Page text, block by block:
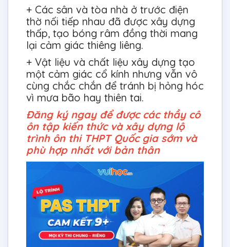
+ Các sân và tòa nhà ở trước điện
thờ nối tiếp nhau đã được xây dựng
thấp, tạo bóng râm đồng thời mang
lại cảm giác thiêng liêng.
+ Vật liệu và chất liệu xây dựng tạo
một cảm giác cổ kính nhưng vẫn vô
cùng chắc chắn để tránh bị hỏng hóc
vì mưa bão hay thiên tai.
Đăng ký ngay để được các thầy cô
ôn tập kiến thức và xây dựng lộ
trình ôn thi THPT Quốc gia sớm và
phù hợp nhất với bản thân